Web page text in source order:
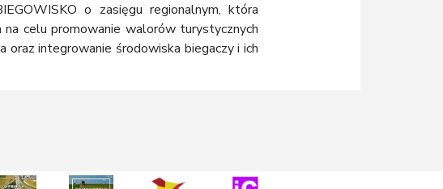
o zasięgu regionalnym, która
celu promowanie walorów turystycznych
integrowanie środowiska biegaczy i ich